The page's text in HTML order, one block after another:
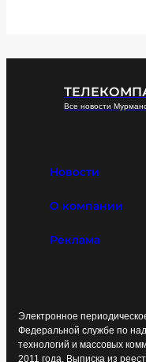
Все новости
Новости
О компании
Реклама
Электронное
Федеральной службе по
технологий и массовых
2011 года. Выписка из